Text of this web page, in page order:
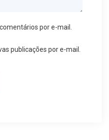
por e-mail.
publicações por e-mail.